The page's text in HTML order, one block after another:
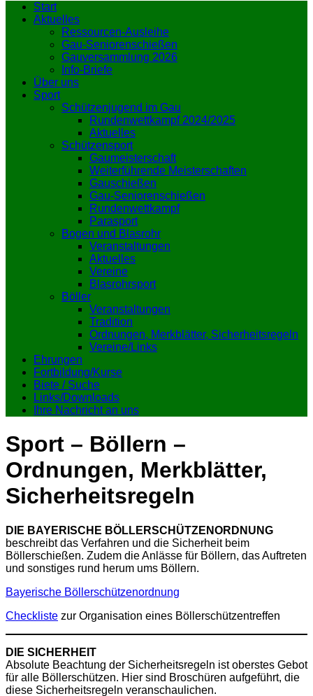
Start
Aktuelles
Ressourcen-Ausleihe
Gau-Seniorenschießen
Gauversammlung 2026
Info-Briefe
Über uns
Sport
Schützenjugend im Gau
Rundenwettkampf 2024/2025
Aktuelles
Schützensport
Gaumeisterschaft
Weiterführende Meisterschaften
Gauschießen
Gau-Seniorenschießen
Rundenwettkampf
Parasport
Bogen und Blasrohr
Veranstaltungen
Aktuelles
Vereine
Blasrohrsport
Böller
Veranstaltungen
Tradition
Ordnungen, Merkblätter, Sicherheitsregeln
Vereine/Links
Ehrungen
Fortbildung/Kurse
Biete / Suche
Links/Downloads
Ihre Nachricht an uns
Sport – Böllern –
Ordnungen, Merkblätter,
Sicherheitsregeln
DIE BAYERISCHE BÖLLERSCHÜTZENORDNUNG
beschreibt das Verfahren und die Sicherheit beim
Böllerschießen. Zudem die Anlässe für Böllern, das Auftreten
und sonstiges rund herum ums Böllern.
Bayerische Böllerschützenordnung
Checkliste zur Organisation eines Böllerschützentreffen
DIE SICHERHEIT
Absolute Beachtung der Sicherheitsregeln ist oberstes Gebot
für alle Böllerschützen. Hier sind Broschüren aufgeführt, die
diese Sicherheitsregeln veranschaulichen.